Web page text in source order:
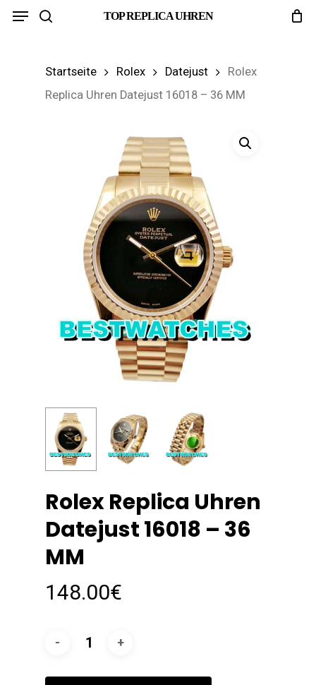
Skip
TOP REPLICA UHREN
Menu
Startseite Rolex Datejust
Rolex
Replica Uhren Datejust 16018 – 36 MM
Rolex Replica Uhren
Datejust 16018 – 36
MM
148.00€